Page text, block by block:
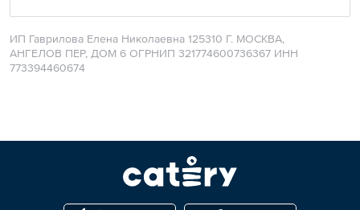
ИП Гаврилова Елена Николаевна 125310 Г. МОСКВА,
АНГЕЛОВ ПЕР, ДОМ 6 ОГРНИП 321774600736367 ИНН
773394460674